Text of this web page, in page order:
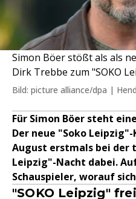
Simon Böer stößt als als
Dirk Trebbe zum "SOKO
Bild: picture alliance/dpa |
Für Simon Böer steht
Der neue "Soko
August erstmals bei der
Leipzig"-Nacht dabei.
Schauspieler, worauf
"SOKO Leipzig"